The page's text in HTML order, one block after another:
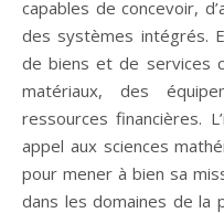
capables de concevoir,
des systèmes intégrés.
de biens et de services
matériaux, des
ressources financières.
appel aux sciences
pour mener à bien sa
dans les domaines de la